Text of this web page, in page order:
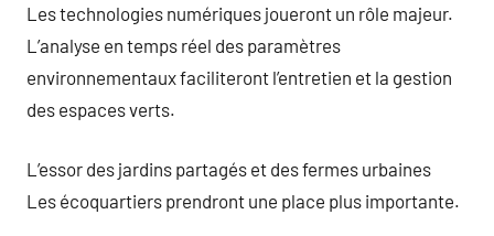
Les technologies numériques joueront un rôle majeur.
L’analyse en temps réel des paramètres
environnementaux faciliteront l’entretien et la gestion
des espaces verts.
L’essor des jardins partagés et des fermes urbaines
Les écoquartiers prendront une place plus importante.